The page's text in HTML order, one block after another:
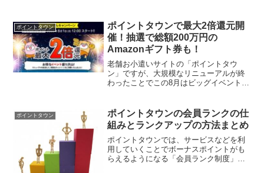
ントを貯めることができるようになりま
す。しかも、ポイントタウ...
ポイントタウン
ポイントタウンで最大2倍還元開
催！抽選で総額200万円の
Amazonギフト券も！
老舗お小遣いサイトの「ポイントタウ
ン」ですが、大規模なリニューアルが終
わったことでこの8月はビッグイベントを
当たるチャンス！ポイントサイトはやっ
ぱりリニューア...
ポイントタウン
ポイントタウンの会員ランクの仕
組みとランクアップの方法まとめ
ポイントタウンでは、サービスなどを利
用していくことでボーナスポイントがも
らえるようになる「会員ランク制度」と